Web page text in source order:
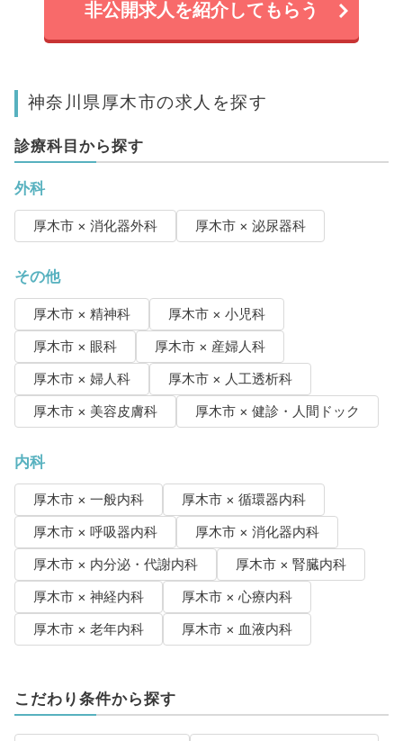
非公開求人を紹介してもらう
神奈川県厚木市の求人を探す
診療科目から探す
外科
厚木市 × 消化器外科 厚木市 × 泌尿器科
その他
厚木市 × 精神科
厚木市 × 小児科
厚木市 × 眼科
厚木市 × 産婦人科
厚木市 × 婦人科
厚木市 × 人工透析科
厚木市 × 美容皮膚科
厚木市 × 健診・人間ドック
内科
厚木市 × 一般内科
厚木市 × 循環器内科
厚木市 × 呼吸器内科
厚木市 × 消化器内科
厚木市 × 内分泌・代謝内科
厚木市 × 腎臓内科
厚木市 × 神経内科
厚木市 × 心療内科
厚木市 × 老年内科
厚木市 × 血液内科
こだわり条件から探す